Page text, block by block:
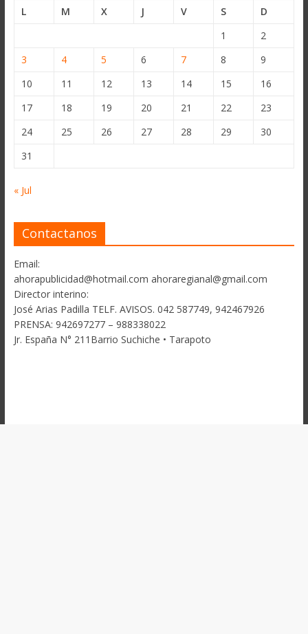
L
M X J V S
D
1
2
3
4 5 6 7 8
9
10
11 12 13 14 15
16
17
18 19 20 21 22
23
24
25 26 27 28 29
30
31
« Jul
Contactanos
Email:
ahorapublicidad@hotmail.com ahoraregianal@gmail.com
Director interino:
José Arias Padilla TELF. AVISOS. 042 587749, 942467926
PRENSA: 942697277 – 988338022
Jr. España N° 211Barrio Suchiche • Tarapoto